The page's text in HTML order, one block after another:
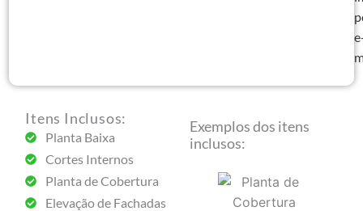
Itens Inclusos:
Planta Baixa
Cortes Internos
Planta de Cobertura
Elevação de Fachadas
Exemplos dos itens
inclusos: